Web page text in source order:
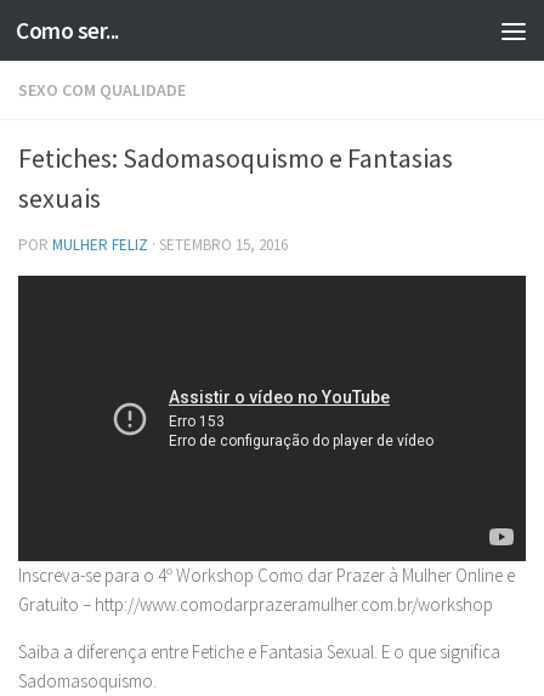
Skip to content
Como ser...
SEXO COM QUALIDADE
Fetiches: Sadomasoquismo e Fantasias
sexuais
POR MULHER FELIZ · SETEMBRO 15, 2016
Inscreva-se para o 4º Workshop Como dar Prazer à Mulher Online e
Gratuito – http://www.comodarprazeramulher.com.br/workshop
Saiba a diferença entre Fetiche e Fantasia Sexual. E o que significa
Sadomasoquismo.